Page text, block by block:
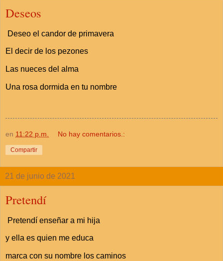
Deseos
Deseo el candor de primavera
El decir de los pezones
Las nueces del alma
Una rosa dormida en tu nombre
en 11:22 p.m. No hay comentarios.:
Compartir
21 de junio de 2021
Pretendí
Pretendí enseñar a mi hija
y ella es quien me educa
marca con su nombre los caminos